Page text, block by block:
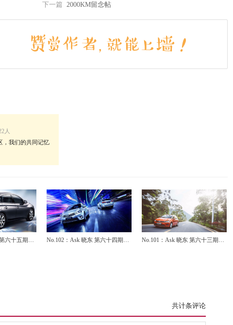
下一篇 2000KM留念帖
人
，我们的共同记忆
六十五期：
No.102：Ask 晓东 第六十四期：
No.101：Ask 晓东 第六十三期：
共计条评论